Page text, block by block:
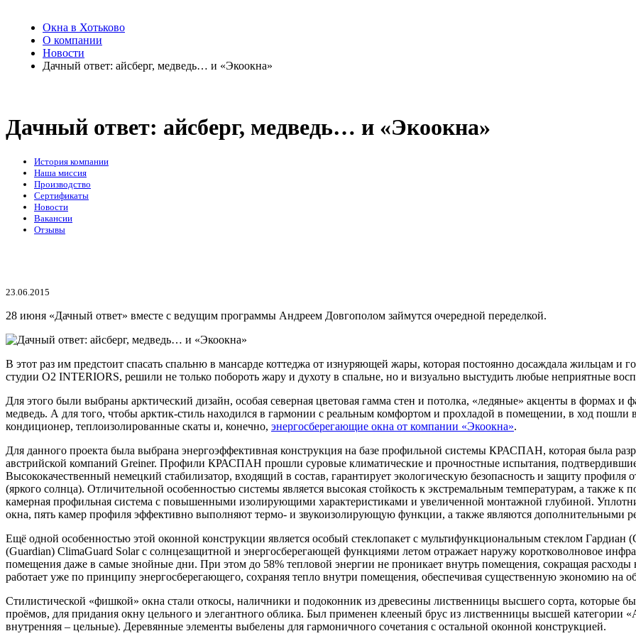
Окна в Хотьково
О компании
Новости
Дачный ответ: айсберг, медведь… и «Экоокна»
Дачный ответ: айсберг, медведь… и «Экоокна»
История компании
Наша миссия
Производство
Сертификаты
Новости
Вакансии
Отзывы
23.06.2015
28 июня «Дачный ответ» вместе с ведущим программы Андреем Довгополом займутся очередной переделкой.
В этот раз им предстоит спасать спальню в мансарде коттеджа от изнуряющей жары, которая постоянно досаждала жильцам и
студии О2 INTERIORS, решили не только побороть жару и духоту в спальне, но и визуально выстудить любые неприятные
Для этого были выбраны арктический дизайн, особая северная цветовая гамма стен и потолка, «ледяные» акценты в формах и
медведь. А для того, чтобы арктик-стиль находился в гармонии с реальным комфортом и прохладой в помещении, в ход пошли
кондиционер, теплоизолированные скаты и, конечно, энергосберегающие окна от компании «Экоокна».
Для данного проекта была выбрана энергоэффективная конструкция на базе профильной системы КРАСПАН, которая была
австрийской компаний Greiner. Профили КРАСПАН прошли суровые климатические и прочностные испытания,
Высококачественный немецкий стабилизатор, входящий в состав, гарантирует экологическую безопасность и защиту
(яркого солнца). Отличительной особенностью системы является высокая стойкость к экстремальным температурам, а
камерная профильная система с повышенными изолирующими характеристиками и увеличенной монтажной глубиной.
окна, пять камер профиля эффективно выполняют термо- и звукоизолирующую функции, а также являются дополнительными
Ещё одной особенностью этой оконной конструкции является особый стеклопакет с мультифункциональным стеклом
(Guardian) ClimaGuard Solar с солнцезащитной и энергосберегающей функциями летом отражает наружу коротковолновое
помещения даже в самые знойные дни. При этом до 58% тепловой энергии не проникает внутрь помещения, сокращая
работает уже по принципу энергосберегающего, сохраняя тепло внутри помещения, обеспечивая существенную экономию на
Стилистической «фишкой» окна стали откосы, наличники и подоконник из древесины лиственницы высшего сорта, которые
проёмов, для придания окну цельного и элегантного облика. Был применен клееный брус из лиственницы высшей категории
внутренняя – цельные). Деревянные элементы выбелены для гармоничного сочетания с остальной оконной конструкцией.